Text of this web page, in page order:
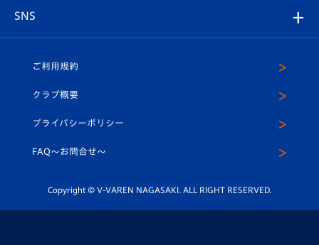
ホームタウン
平和祈念活動
ホームタウン活動
U-18
スクール
SNS
ヴィヴィくんインスタグラム
公式LINE＠
ご利用規約
クラブ概要
プライバシーポリシー
FAQ〜お問合せ〜
Copyright © V-VAREN NAGASAKI. ALL RIGHT RESERVED.